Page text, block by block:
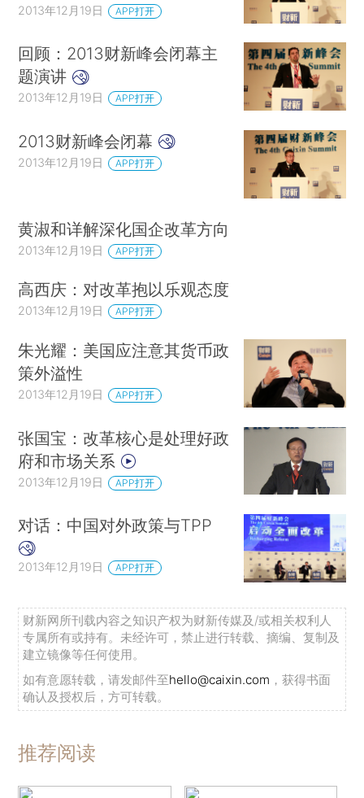
2013年12月19日 APP打开
回顾：2013财新峰会闭幕主
题演讲
2013年12月19日 APP打开
2013财新峰会闭幕
2013年12月19日 APP打开
黄淑和详解深化国企改革方向
2013年12月19日 APP打开
高西庆：对改革抱以乐观态度
2013年12月19日 APP打开
朱光耀：美国应注意其货币政
策外溢性
2013年12月19日 APP打开
张国宝：改革核心是处理好政
府和市场关系
2013年12月19日 APP打开
对话：中国对外政策与TPP
2013年12月19日 APP打开
财新网所刊载内容之知识产权为财新传媒及/或相关权利人
专属所有或持有。未经许可，禁止进行转载、摘编、复制及
建立镜像等任何使用。
如有意愿转载，请发邮件至hello@caixin.com ，获得书面
确认及授权后，方可转载。
推荐阅读